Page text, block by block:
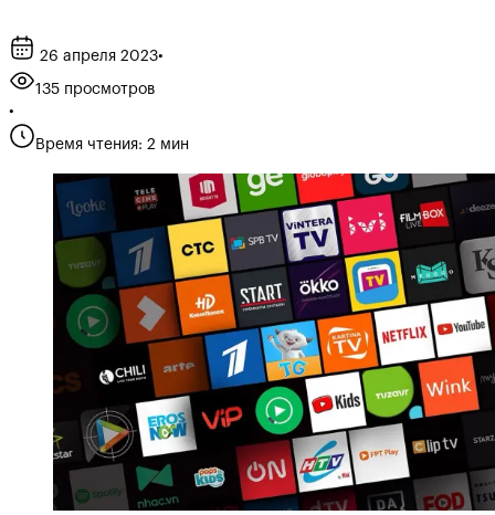
26 апреля 2023•
135 просмотров
•
Время чтения: 2 мин